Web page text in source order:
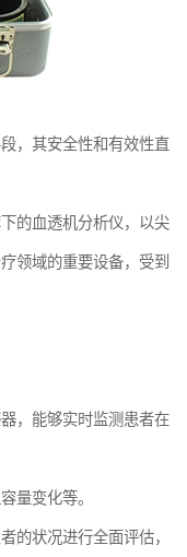
，其安全性和有效性直
的血透机分析仪，以尖
领域的重要设备，受到
，能够实时监测患者在
量变化等。
的状况进行全面评估，